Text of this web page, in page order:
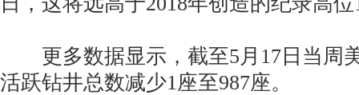
更多数据显示，截至5月17日当周
活跃钻井总数减少1座至987座。